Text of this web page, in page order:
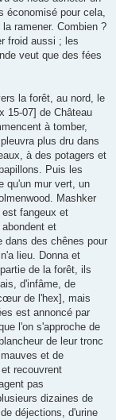
économisé pour cela,
ramener. Combien ?
froid aussi ; les
veut que des fées
la forêt, au nord, le
15-07] de Château
à tomber,
plus dru dans
à des potagers et
Puis les
qu'un mur vert, un
Mashker
fangeux et
et
dans des chênes pour
lieu. Donna et
de la forêt, ils
d'infâme, de
de l'hex], mais
est annoncé par
l'on s'approche de
de leur tronc
et de
recouvrent
pas
dizaines de
déjections, d'urine